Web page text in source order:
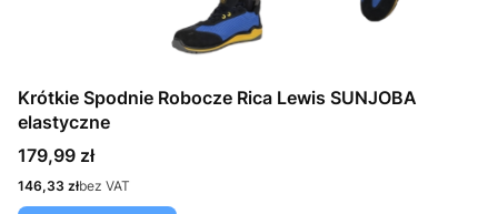
Krótkie Spodnie Robocze Rica Lewis SUNJOBA
elastyczne
Cena
179,99 zł
Cena
146,33 złbez VAT